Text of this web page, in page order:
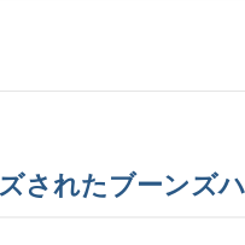
されたブーンズ